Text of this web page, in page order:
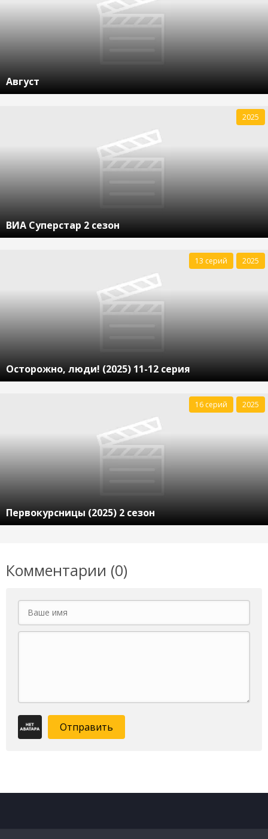
Август
ВИА Суперстар 2 сезон
2025
Осторожно, люди! (2025) 11-12 серия
13 серий 2025
Первокурсницы (2025) 2 сезон
16 серий 2025
Комментарии (0)
Отправить